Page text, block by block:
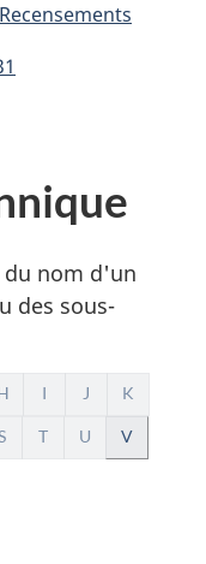
Recensements
du nom d'un
des sous-
I J K
T U V